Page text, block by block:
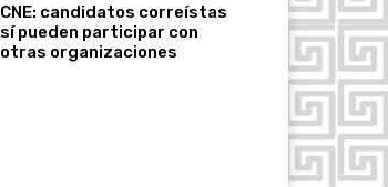
CNE: candidatos correístas
sí pueden participar con
otras organizaciones